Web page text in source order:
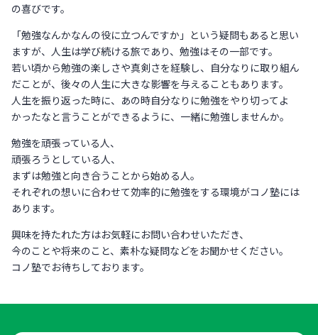
の喜びです。
「勉強なんかなんの役に立つんですか」という疑問もあると思い
ますが、人生は学び続ける旅であり、勉強はその一部です。
若い頃から勉強の楽しさや真剣さを経験し、自分なりに取り組ん
だことが、後々の人生に大きな影響を与えることもあります。
人生を振り返った時に、あの時自分なりに勉強をやり切ってよ
かったなと言うことができるように、一緒に勉強しませんか。
勉強を頑張っている人、
頑張ろうとしている人、
まずは勉強と向き合うことから始める人。
それぞれの想いに合わせて効率的に勉強をする環境がコノ塾には
あります。
興味を持たれた方はお気軽にお問い合わせいただき、
今のことや将来のこと、素朴な疑問などをお聞かせください。
コノ塾でお待ちしております。